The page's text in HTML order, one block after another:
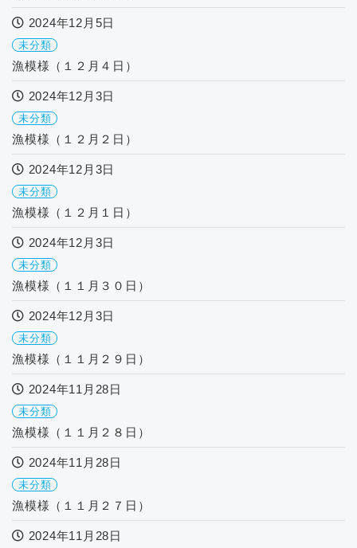
2024年12月5日
未分類
漁模様（１２月４日）
2024年12月3日
未分類
漁模様（１２月２日）
2024年12月3日
未分類
漁模様（１２月１日）
2024年12月3日
未分類
漁模様（１１月３０日）
2024年12月3日
未分類
漁模様（１１月２９日）
2024年11月28日
未分類
漁模様（１１月２８日）
2024年11月28日
未分類
漁模様（１１月２７日）
2024年11月28日